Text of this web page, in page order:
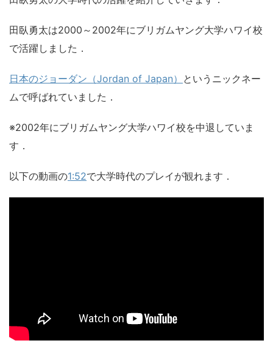
田臥勇太は2000～2002年にブリガムヤング大学ハワイ校
で活躍しました．
日本のジョーダン（Jordan of Japan） というニックネー
ムで呼ばれていました．
※2002年にブリガムヤング大学ハワイ校を中退していま
す．
以下の動画の1:52で大学時代のプレイが観れます．